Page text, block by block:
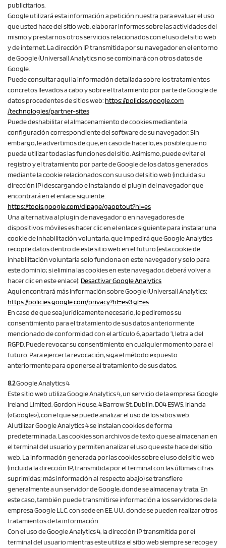
publicitarios.
Google utilizará esta información a petición nuestra para evaluar el uso
que usted hace del sitio web, elaborar informes sobre las actividades del
mismo y prestarnos otros servicios relacionados con el uso del sitio web
y de internet. La dirección IP transmitida por su navegador en el entorno
de Google (Universal) Analytics no se combinará con otros datos de
Google.
Puede consultar aquí la información detallada sobre los tratamientos
concretos llevados a cabo y sobre el tratamiento por parte de Google de
datos procedentes de sitios web: https://policies.google.com
/technologies/partner-sites
Puede deshabilitar el almacenamiento de cookies mediante la
configuración correspondiente del software de su navegador. Sin
embargo, le advertimos de que, en caso de hacerlo, es posible que no
pueda utilizar todas las funciones del sitio. Asimismo, puede evitar el
registro y el tratamiento por parte de Google de los datos generados
mediante la cookie relacionados con su uso del sitio web (incluida su
dirección IP) descargando e instalando el plugin del navegador que
encontrará en el enlace siguiente:
https://tools.google.com/dlpage/gaoptout?hl=es
Una alternativa al plugin de navegador o en navegadores de
dispositivos móviles es hacer clic en el enlace siguiente para instalar una
cookie de inhabilitación voluntaria, que impedirá que Google Analytics
recopile datos dentro de este sitio web en el futuro (esta cookie de
inhabilitación voluntaria solo funciona en este navegador y solo para
este dominio; si elimina las cookies en este navegador, deberá volver a
hacer clic en este enlace): Desactivar Google Analytics
Aquí encontrará más información sobre Google (Universal) Analytics:
https://policies.google.com/privacy?hl=es&gl=es
En caso de que sea jurídicamente necesario, le pediremos su
consentimiento para el tratamiento de sus datos anteriormente
mencionado de conformidad con el artículo 6, apartado 1, letra a del
RGPD. Puede revocar su consentimiento en cualquier momento para el
futuro. Para ejercer la revocación, siga el método expuesto
anteriormente para oponerse al tratamiento de sus datos.
8.2Google Analytics 4
Este sitio web utiliza Google Analytics 4, un servicio de la empresa Google
Ireland Limited, Gordon House, 4 Barrow St, Dublín, D04 E5W5, Irlanda
(«Google»), con el que se puede analizar el uso de los sitios web.
Al utilizar Google Analytics 4 se instalan cookies de forma
predeterminada. Las cookies son archivos de texto que se almacenan en
el terminal del usuario y permiten analizar el uso que este hace del sitio
web. La información generada por las cookies sobre el uso del sitio web
(incluida la dirección IP, transmitida por el terminal con las últimas cifras
suprimidas; más información al respecto abajo) se transfiere
generalmente a un servidor de Google, donde se almacena y trata. En
este caso, también puede transmitirse información a los servidores de la
empresa Google LLC, con sede en EE. UU., donde se pueden realizar otros
tratamientos de la información.
Con el uso de Google Analytics 4, la dirección IP transmitida por el
terminal del usuario mientras este utiliza el sitio web siempre se recoge y